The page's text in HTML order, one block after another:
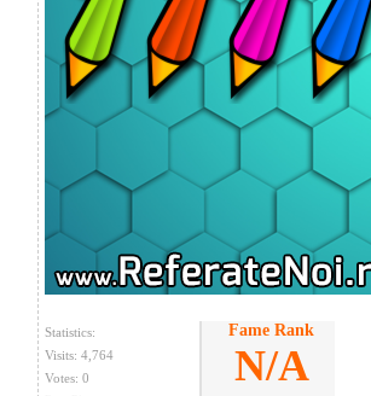
Statistics:
Visits: 4,764
Votes: 0
Fame Rank
N/A